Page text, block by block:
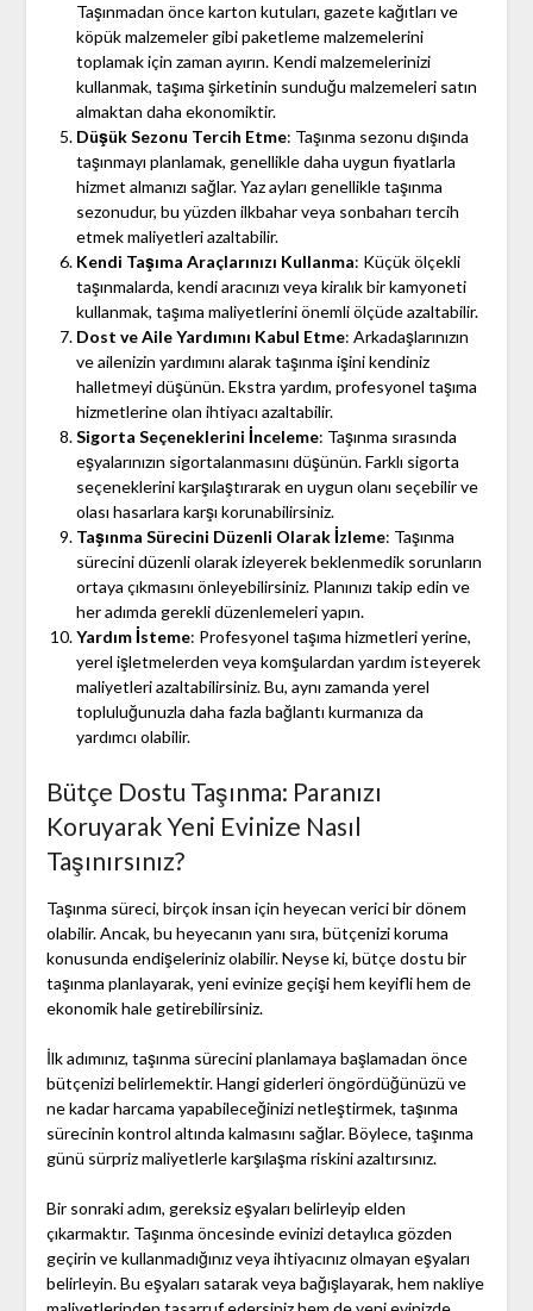
Taşınmadan önce karton kutuları, gazete kağıtları ve
köpük malzemeler gibi paketleme malzemelerini
toplamak için zaman ayırın. Kendi malzemelerinizi
kullanmak, taşıma şirketinin sunduğu malzemeleri satın
almaktan daha ekonomiktir.
Düşük Sezonu Tercih Etme: Taşınma sezonu dışında
taşınmayı planlamak, genellikle daha uygun fiyatlarla
hizmet almanızı sağlar. Yaz ayları genellikle taşınma
sezonudur, bu yüzden ilkbahar veya sonbaharı tercih
etmek maliyetleri azaltabilir.
Kendi Taşıma Araçlarınızı Kullanma: Küçük ölçekli
taşınmalarda, kendi aracınızı veya kiralık bir kamyoneti
kullanmak, taşıma maliyetlerini önemli ölçüde azaltabilir.
Dost ve Aile Yardımını Kabul Etme: Arkadaşlarınızın
ve ailenizin yardımını alarak taşınma işini kendiniz
halletmeyi düşünün. Ekstra yardım, profesyonel taşıma
hizmetlerine olan ihtiyacı azaltabilir.
Sigorta Seçeneklerini İnceleme: Taşınma sırasında
eşyalarınızın sigortalanmasını düşünün. Farklı sigorta
seçeneklerini karşılaştırarak en uygun olanı seçebilir ve
olası hasarlara karşı korunabilirsiniz.
Taşınma Sürecini Düzenli Olarak İzleme: Taşınma
sürecini düzenli olarak izleyerek beklenmedik sorunların
ortaya çıkmasını önleyebilirsiniz. Planınızı takip edin ve
her adımda gerekli düzenlemeleri yapın.
Yardım İsteme: Profesyonel taşıma hizmetleri yerine,
yerel işletmelerden veya komşulardan yardım isteyerek
maliyetleri azaltabilirsiniz. Bu, aynı zamanda yerel
topluluğunuzla daha fazla bağlantı kurmanıza da
yardımcı olabilir.
Bütçe Dostu Taşınma: Paranızı
Koruyarak Yeni Evinize Nasıl
Taşınırsınız?
Taşınma süreci, birçok insan için heyecan verici bir dönem
olabilir. Ancak, bu heyecanın yanı sıra, bütçenizi koruma
konusunda endişeleriniz olabilir. Neyse ki, bütçe dostu bir
taşınma planlayarak, yeni evinize geçişi hem keyifli hem de
ekonomik hale getirebilirsiniz.
İlk adımınız, taşınma sürecini planlamaya başlamadan önce
bütçenizi belirlemektir. Hangi giderleri öngördüğünüzü ve
ne kadar harcama yapabileceğinizi netleştirmek, taşınma
sürecinin kontrol altında kalmasını sağlar. Böylece, taşınma
günü sürpriz maliyetlerle karşılaşma riskini azaltırsınız.
Bir sonraki adım, gereksiz eşyaları belirleyip elden
çıkarmaktır. Taşınma öncesinde evinizi detaylıca gözden
geçirin ve kullanmadığınız veya ihtiyacınız olmayan eşyaları
belirleyin. Bu eşyaları satarak veya bağışlayarak, hem nakliye